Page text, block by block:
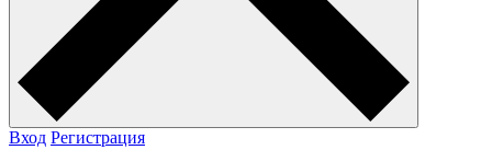
Вход Регистрация